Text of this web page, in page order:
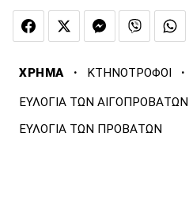
ΧΡΗΜΑ · ΚΤΗΝΟΤΡΟΦΟΙ ·
ΕΥΛΟΓΙΑ ΤΩΝ ΑΙΓΟΠΡΟΒΑΤΩΝ
ΕΥΛΟΓΙΑ ΤΩΝ ΠΡΟΒΑΤΩΝ